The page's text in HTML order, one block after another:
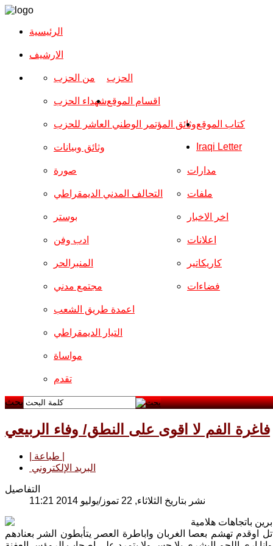
الرئيسية
الارشیف
الحزب من الحزب
شهداء الحزب
وثائق المؤتمر الوطني العاشر للحزب
وثائق وبيانات
اقسام الموقع
صورة
التحالف المدني الديمقراطي
بوستر
ادب وفن
المنبرالحر
مجتمع مدني
مدارات
ملفات
اخر الاخبار
اعلانات
كاريكاتير
فضاءات
اعمدة طريق الشعب
التيار الديمقراطي
مواساة
تقدم
كتاب الموقع
Iraqi Letter
بحث
فاغرة الفم لا اقوى على النطق/ وفاء الربيعي
البريد الإلكتروني
التفاصيل
نشر بتاريخ الثلاثاء, 22 تموز/يوليو 2014 11:21
باتجاهات هلامية
تهشم بعصا الغربان واباطرة العصر يتأبطون الشر بعنادهم